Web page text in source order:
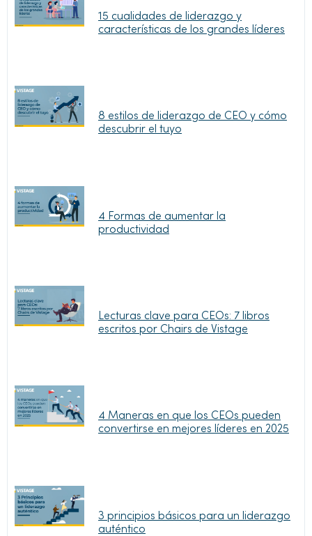
15 cualidades de liderazgo y
características de los grandes líderes
8 estilos de liderazgo de CEO y cómo
descubrir el tuyo
4 Formas de aumentar la
productividad
Lecturas clave para CEOs: 7 libros
escritos por Chairs de Vistage
4 Maneras en que los CEOs pueden
convertirse en mejores líderes en 2025
3 principios básicos para un liderazgo
auténtico